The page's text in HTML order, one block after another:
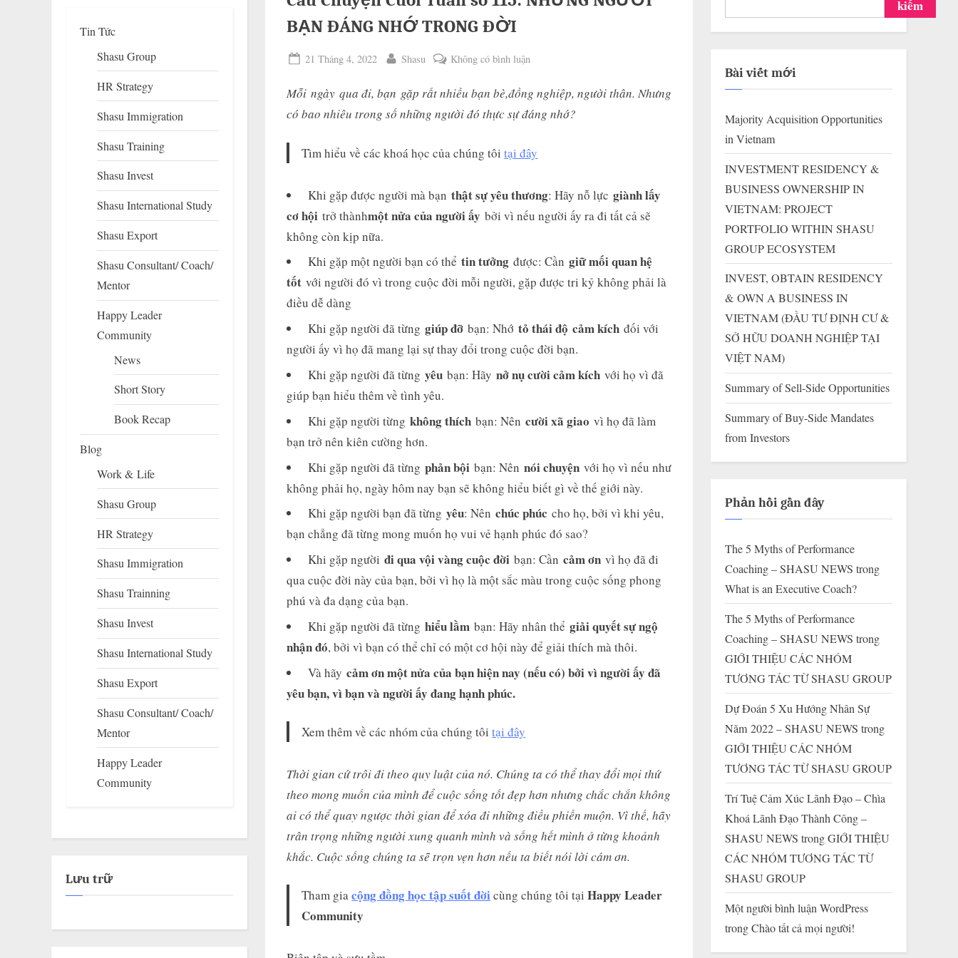
sub-
menu
BẠN ĐÁNG NHỚ TRONG ĐỜI
Posted
21 Tháng 4, 2022 By
Shasu Không có bình luận
Chuyện
Cuối
số
115:
NGƯỜI
BẠN
ĐỜI
Mỗi ngày qua đi, bạn gặp rất nhiều bạn bè,đồng nghiệp, người thân. Nhưng
có bao nhiêu trong số những người đó thực sự đáng nhớ?
Tìm hiểu về các khoá học của chúng tôitại đây
Khi gặp được người mà bạn thật sự yêu thương: Hãy nỗ lực giành lấy
cơ hội trở thànhmột nửa của người ấy bởi vì nếu người ấy ra đi tất cả sẽ
không còn kịp nữa.
Khi gặp một người bạn có thể tin tưởng được: Cần giữ mối quan hệ
tốt với người đó vì trong cuộc đời mỗi người, gặp được tri kỷ không phải là
điều dễ dàng
Khi gặp người đã từng giúp đỡ bạn: Nhớ tỏ thái độ cảm kích đối với
người ấy vì họ đã mang lại sự thay đổi trong cuộc đời bạn.
Khi gặp người đã từng yêu bạn: Hãy nở nụ cười cảm kích với họ vì đã
giúp bạn hiểu thêm về tình yêu.
Khi gặp người từng không thích bạn: Nên cười xã giao vì họ đã làm
bạn trở nên kiên cường hơn.
Khi gặp người đã từng phản bội bạn: Nên nói chuyện với họ vì nếu như
không phải họ, ngày hôm nay bạn sẽ không hiểu biết gì về thế giới này.
Khi gặp người bạn đã từng yêu: Nên chúc phúc cho họ, bởi vì khi yêu,
bạn chẳng đã từng mong muốn họ vui vẻ hạnh phúc đó sao?
Khi gặp người đi qua vội vàng cuộc đời bạn: Cần cảm ơn vì họ đã đi
qua cuộc đời này của bạn, bởi vì họ là một sắc màu trong cuộc sống phong
phú và đa dạng của bạn.
Khi gặp người đã từng hiểu lầm bạn: Hãy nhân thể giải quyết sự ngộ
nhận đó, bởi vì bạn có thể chỉ có một cơ hội này để giải thích mà thôi.
Và hãy cảm ơn một nửa của bạn hiện nay (nếu có) bởi vì người ấy đã
yêu bạn, vì bạn và người ấy đang hạnh phúc.
Xem thêm về các nhóm của chúng tôitại đây
Thời gian cứ trôi đi theo quy luật của nó. Chúng ta có thể thay đổi mọi thứ
theo mong muốn của mình để cuộc sống tốt đẹp hơn nhưng chắc chắn không
ai có thể quay ngược thời gian để xóa đi những điều phiền muộn. Vì thế, hãy
trân trọng những người xung quanh mình và sống hết mình ở từng khoảnh
khắc. Cuộc sống chúng ta sẽ trọn vẹn hơn nếu ta biết nói lời cám ơn.
Tham giacộng đồng học tập suốt đờicùng chúng tôi tạiHappy Leader
Community
Tin Tức
Shasu Group
HR Strategy
Shasu Immigration
Shasu Training
Shasu Invest
Shasu International Study
Shasu Export
Shasu Consultant/ Coach/
Mentor
Happy Leader
Community
News
Short Story
Book Recap
Blog
Work & Life
Shasu Group
HR Strategy
Shasu Immigration
Shasu Trainning
Shasu Invest
Shasu International Study
Shasu Export
Shasu Consultant/ Coach/
Mentor
Happy Leader
Community
Lưu trữ
kiếm
Bài viết mới
Majority Acquisition Opportunities
in Vietnam
INVESTMENT RESIDENCY &
BUSINESS OWNERSHIP IN
VIETNAM: PROJECT
PORTFOLIO WITHIN SHASU
GROUP ECOSYSTEM
INVEST, OBTAIN RESIDENCY
& OWN A BUSINESS IN
VIETNAM (ĐẦU TƯ ĐỊNH CƯ &
SỞ HỮU DOANH NGHIỆP TẠI
VIỆT NAM)
Summary of Sell-Side Opportunities
Summary of Buy-Side Mandates
from Investors
Phản hồi gần đây
The 5 Myths of Performance
Coaching – SHASU NEWS trong
What is an Executive Coach?
The 5 Myths of Performance
Coaching – SHASU NEWS trong
GIỚI THIỆU CÁC NHÓM
TƯƠNG TÁC TỪ SHASU GROUP
Dự Đoán 5 Xu Hướng Nhân Sự
Năm 2022 – SHASU NEWS trong
GIỚI THIỆU CÁC NHÓM
TƯƠNG TÁC TỪ SHASU GROUP
Trí Tuệ Cảm Xúc Lãnh Đạo – Chìa
Khoá Lãnh Đạo Thành Công –
SHASU NEWS trongGIỚI THIỆU
CÁC NHÓM TƯƠNG TÁC TỪ
SHASU GROUP
Một người bình luận WordPress
trongChào tất cả mọi người!